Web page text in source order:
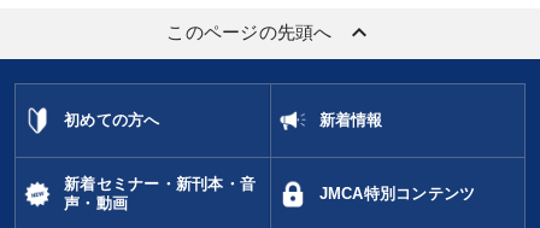
このページの先頭へ keyboard_arrow_up
初めての方へ 新着情報
新着セミナー・新刊本・音
声・動画
JMCA特別コンテンツ